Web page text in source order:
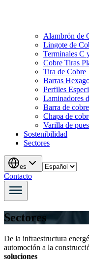
Alambrón de
Lingote de
Terminales C
Cobre Tiras
Tira de Cobre
Barras
Perfiles
Laminadores
Barra de cobre
Chapa de
Varilla de
Sostenibilidad
Sectores
es
Contacto
Sectores
De la infraestructura
automoción a la
soluciones